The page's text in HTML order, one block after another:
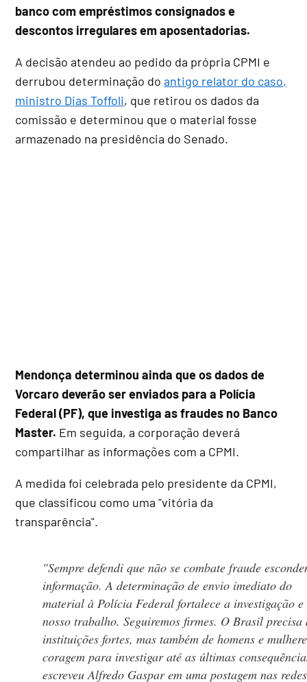
banco com empréstimos consignados e
descontos irregulares em aposentadorias.
A decisão atendeu ao pedido da própria CPMI e
derrubou determinação doantigo relator do caso,
ministro Dias Toffoli, que retirou os dados da
comissão e determinou que o material fosse
armazenado na presidência do Senado.
Mendonça determinou ainda que os dados de
Vorcaro deverão ser enviados para a Polícia
Federal (PF), que investiga as fraudes no Banco
Master. Em seguida, a corporação deverá
compartilhar as informações com a CPMI.
A medida foi celebrada pelo presidente da CPMI,
que classificou como uma "vitória da
transparência".
"Sempre defendi que não se combate fraude
informação. A determinação de envio imediato do
material à Polícia Federal fortalece a investigação e
nosso trabalho. Seguiremos firmes. O Brasil precisa
instituições fortes, mas também de homens e
coragem para investigar até as últimas
escreveu Alfredo Gaspar em uma postagem nas redes